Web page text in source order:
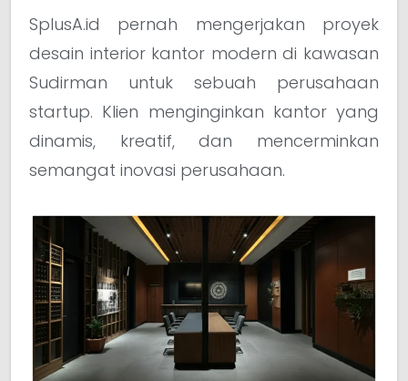
SplusA.id pernah mengerjakan proyek
desain interior kantor modern di kawasan
Sudirman untuk sebuah perusahaan
startup. Klien menginginkan kantor yang
dinamis, kreatif, dan mencerminkan
semangat inovasi perusahaan.